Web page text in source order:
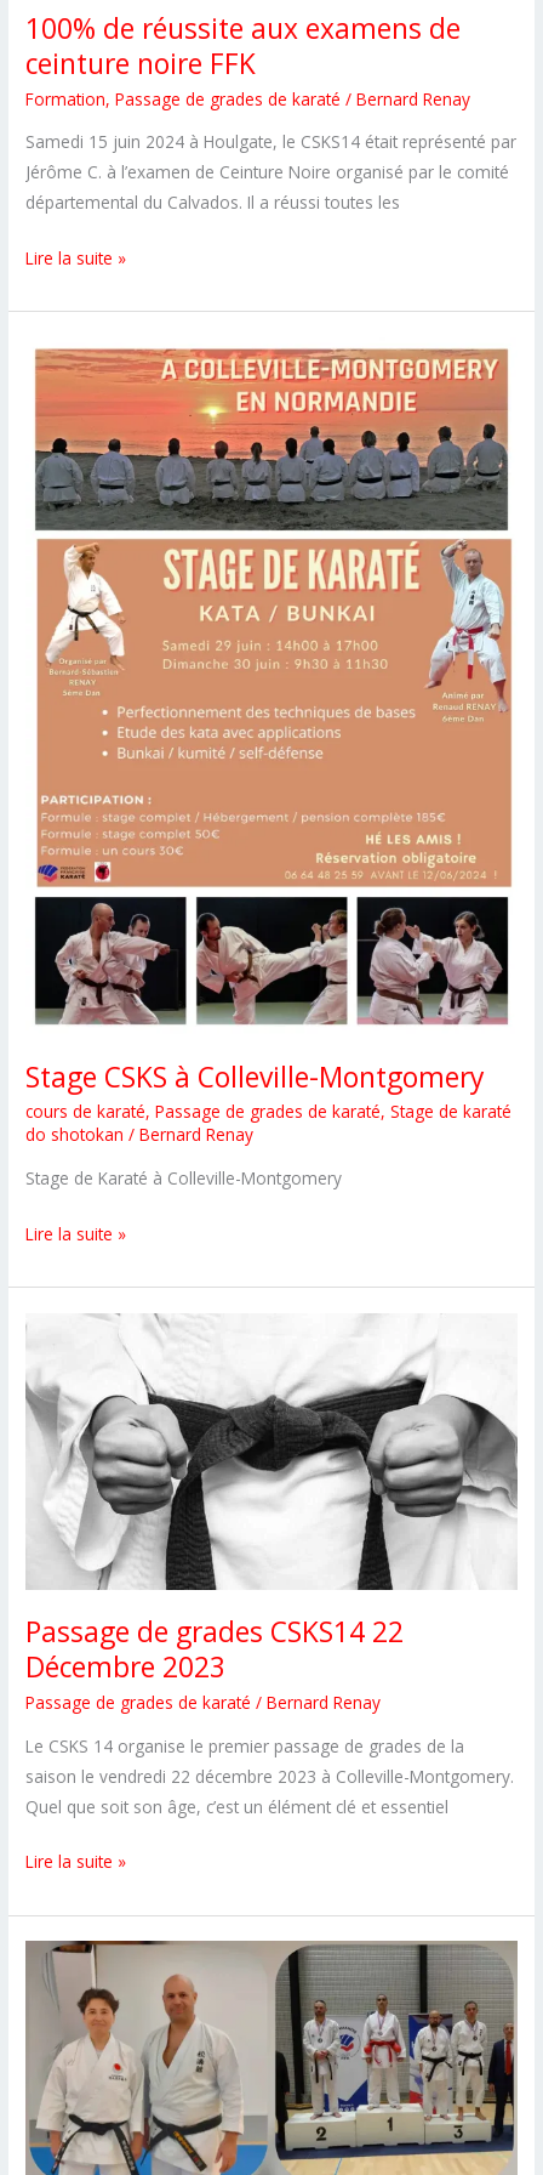
100% de réussite aux examens de
ceinture noire FFK
Formation,Passage de grades de karaté /Bernard Renay
Samedi 15 juin 2024 à Houlgate, le CSKS14 était représenté par
Jérôme C. à l’examen de Ceinture Noire organisé par le comité
départemental du Calvados. Il a réussi toutes les
100%
réussite
aux
examens
de
ceinture
noire
FFK
Lire la suite »
Stage CSKS à Colleville-Montgomery
cours de karaté,Passage de grades de karaté,Stage de karaté
do shotokan /Bernard Renay
Stage de Karaté à Colleville-Montgomery
Stage
à
Colleville-
Montgomery
Lire la suite »
Passage de grades CSKS14 22
Décembre 2023
Passage de grades de karaté /Bernard Renay
Le CSKS 14 organise le premier passage de grades de la
saison le vendredi 22 décembre 2023 à Colleville-Montgomery.
Quel que soit son âge, c’est un élément clé et essentiel
Passage
grades
CSKS14
22
Décembre
2023
Lire la suite »